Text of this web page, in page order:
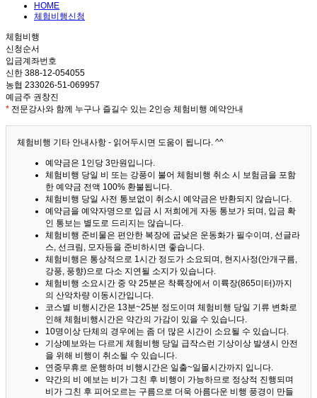
HOME
체험비행신청
체험비행
신청순서
입금계좌번호
신한 388-12-054055
농협 233026-51-069957
예금주 권창진
* 전문강사와 함께 누구나 즐길수 있는 2인승 체험비행 예약안내
체험비행 기타 안내사항 - 읽어두시면 도움이 됩니다. ^^
예약금은 1인당 3만원입니다.
체험비행 당일 비 또는 강풍이 불어 체험비행 취소 시 보험금을 포함
한 예약금 전액 100% 환불됩니다.
체험비행 당일 사전 통보없이 취소시 예약금은 반환되지 않습니다.
예약금을 예약자명으로 입금 시 저희에게 자동 통보가 되며, 입금 확
인 통보는 별도로 드리지는 않습니다.
체험비행 준비물은 편안한 복장에 굽낮은 운동화가 필수이며, 선글라
스, 선크림, 모자등을 준비하시면 좋습니다.
체험비행은 통상적으로 1시간 정도가 소요되며, 현지사정(안개구름,
강풍, 풍향)으로 다소 지연될 소지가 있습니다.
체험비행 소요시간 중 약 25분은 착륙장에서 이륙장(865미터)까지
의 산악차량 이동시간입니다.
코스별 비행시간은 13분~25분 정도이며 체험비행 당일 기류 변화로
인해 체험비행시간은 약간의 가감이 있을 수 있습니다.
10명이상 단체의 경우에는 좀 더 많은 시간이 소요될 수 있습니다.
기상예보와는 다르게 체험비행 당일 급작스런 기상이상 발생시 안전
을 위해 비행이 취소될 수 있습니다.
연중무휴로 운행하며 비행시간은 일출~일몰시간까지 입니다.
약간의 비 예보는 비가 그친 후 비행이 가능하므로 정상적 진행되며
비가 그친 후 피어오르는 구름으로 더욱 아름다운 비행 풍경이 만들